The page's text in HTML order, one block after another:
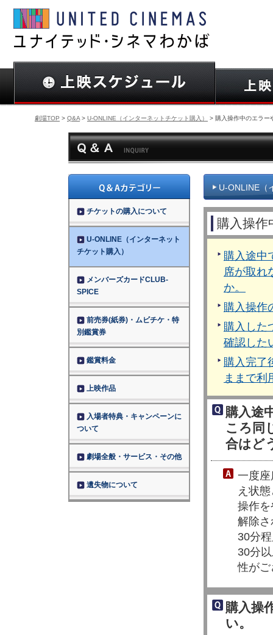
劇場TOP > Q&A > U-ONLINE（インターネットチケット購入） > 購入操作中のエラー
U-ONLINE（
購入操作
購入途中
席が取れ
か。
購入操作
購入した
確認した
購入完了
ままで利
購入途
ころ同
合はど
一度
え状
操作
解除
30分
30分
性が
購入操
い。
チケットの購入について
U-ONLINE（インターネット
チケット購入）
メンバーズカードCLUB-
SPICE
前売券(紙券)・ムビチケ・特
別鑑賞券
鑑賞料金
上映作品
入場者特典・キャンペーンに
ついて
劇場全般・サービス・その他
遺失物について